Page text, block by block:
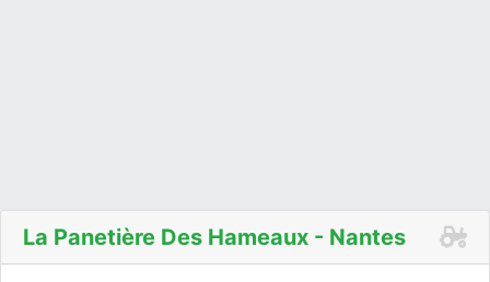
La Panetière Des Hameaux - Nantes